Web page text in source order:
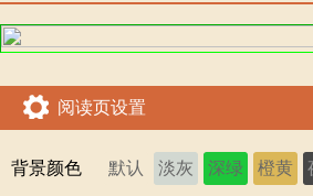
阅读页设置
背景颜色 默认 淡灰 深绿 橙黄